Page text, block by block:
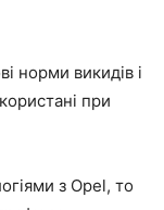
норми викидів і
при
з Opel, то